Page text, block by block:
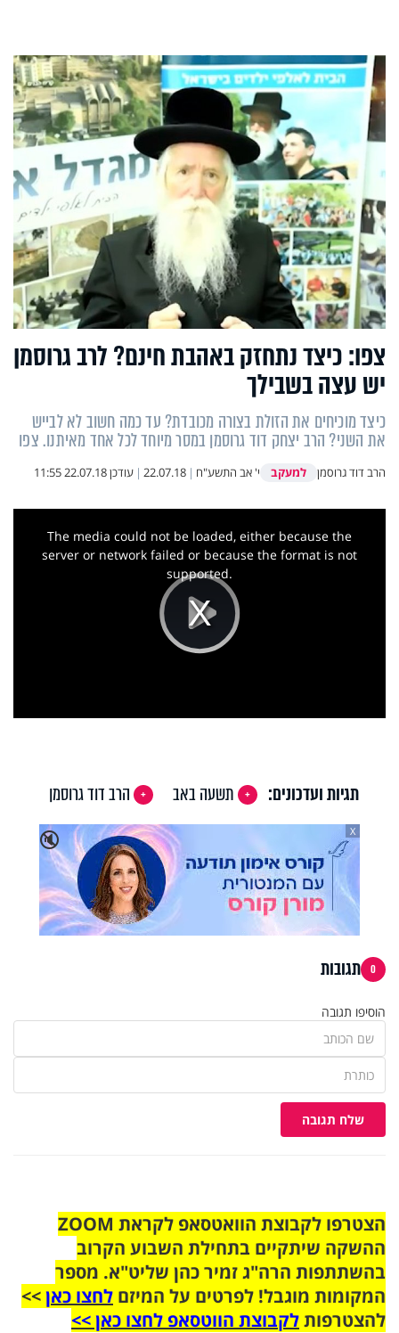
צפו: כיצד נתחזק באהבת חינם? לרב גרוסמן
יש עצה בשבילך
כיצד מוכיחים את הזולת בצורה מכובדת? עד כמה חשוב לא לבייש
את השני? הרב יצחק דוד גרוסמן במסר מיוחד לכל אחד מאיתנו. צפו
הרב דוד גרוסמן למעקב י' אב התשע"ח |
22.07.18
| עודכן22.07.18 11:55
Play
This
The media could not be loaded, either because the
server or network failed or because the format is not
supported.
תגיות ועדכונים: תשעה באב
הרב דוד גרוסמן
🔇
X
0 תגובות
הוסיפו תגובה
שלח תגובה
הצטרפו לקבוצת הוואטסאפ לקראת ZOOM
ההשקה שיתקיים בתחילת השבוע הקרוב
בהשתתפות הרה"ג זמיר כהן שליט"א. מספר
המקומות מוגבל! לפרטים על המיזם לחצו כאן>>
להצטרפותלקבוצת הווטסאפ לחצו כאן >>